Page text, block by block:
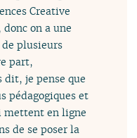
Creative
on a une
plusieurs
part,
dit, je pense que
pédagogiques et
mettent en ligne
de se poser la